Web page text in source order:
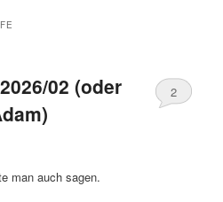
02 (oder
2
man auch sagen.